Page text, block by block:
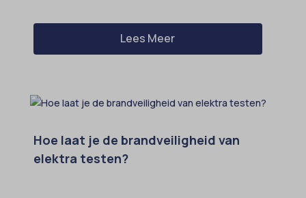
Lees Meer
Hoe laat je de brandveiligheid van
elektra testen?